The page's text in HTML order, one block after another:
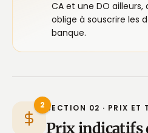
CA et une DO
oblige à souscrire les
banque.
2 SECTION 02 · PRIX ET
Prix indicatifs